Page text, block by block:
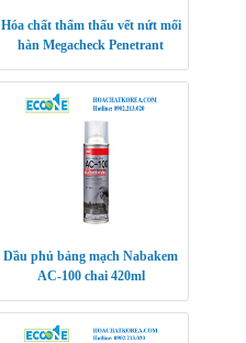
Hóa chất thẩm thấu vết nứt mối
hàn Megacheck Penetrant
Dầu phủ bảng mạch Nabakem
AC-100 chai 420ml